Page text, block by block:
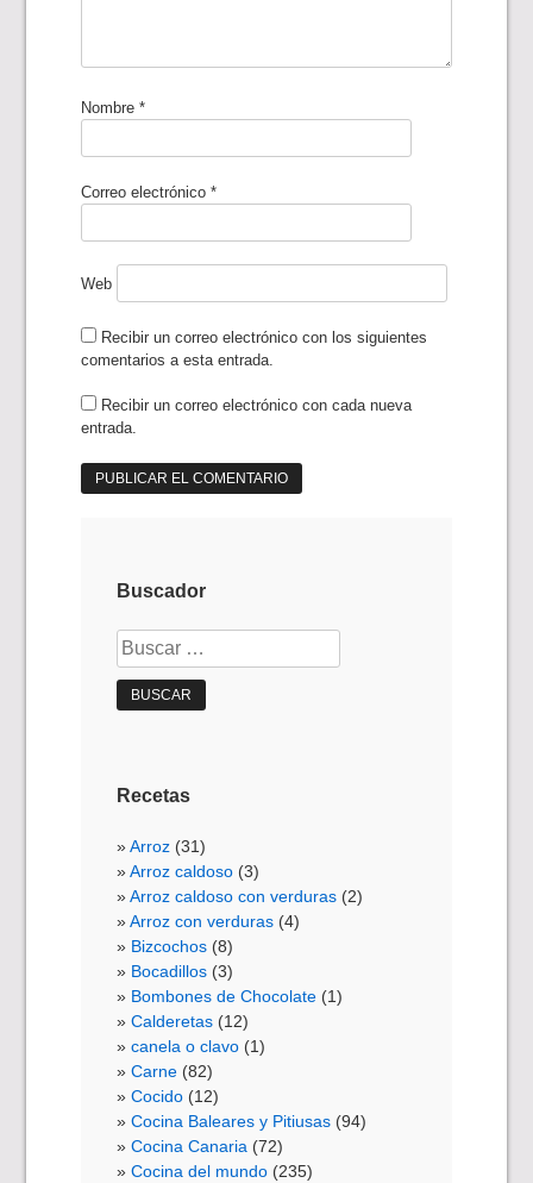
Nombre*
Correo electrónico*
Web
Recibir un correo electrónico con los siguientes
comentarios a esta entrada.
Recibir un correo electrónico con cada nueva
entrada.
Buscador
Buscar:
Recetas
Arroz (31)
Arroz caldoso (3)
Arroz caldoso con verduras (2)
Arroz con verduras (4)
Bizcochos (8)
Bocadillos (3)
Bombones de Chocolate (1)
Calderetas (12)
canela o clavo (1)
Carne (82)
Cocido (12)
Cocina Baleares y Pitiusas (94)
Cocina Canaria (72)
Cocina del mundo (235)